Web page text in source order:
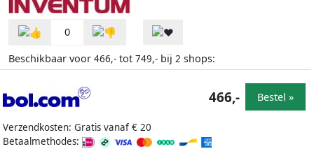
0
Beschikbaar voor 466,- tot 749,- bij 2 shops:
Verzendkosten: Gratis vanaf € 20
Betaalmethodes:
466,- Bestel »